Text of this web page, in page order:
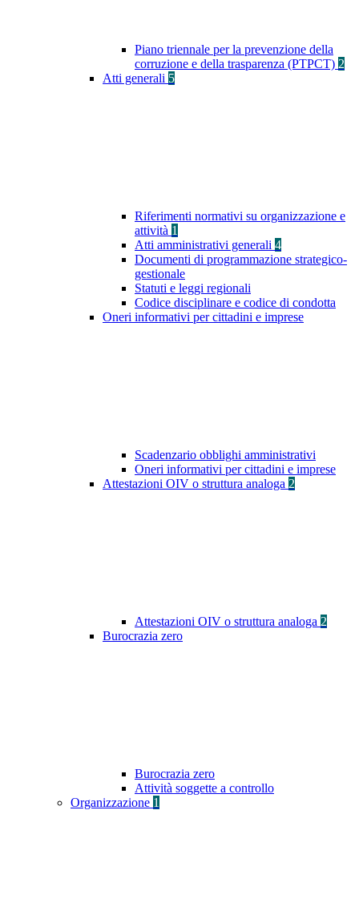
Piano triennale per la prevenzione della
corruzione e della trasparenza (PTPCT) 2
Atti generali 5
Riferimenti normativi su organizzazione e
attività 1
Atti amministrativi generali 4
Documenti di programmazione strategico-
gestionale
Statuti e leggi regionali
Codice disciplinare e codice di condotta
Oneri informativi per cittadini e imprese
Scadenzario obblighi amministrativi
Oneri informativi per cittadini e imprese
Attestazioni OIV o struttura analoga 2
Attestazioni OIV o struttura analoga 2
Burocrazia zero
Burocrazia zero
Attività soggette a controllo
Organizzazione 1